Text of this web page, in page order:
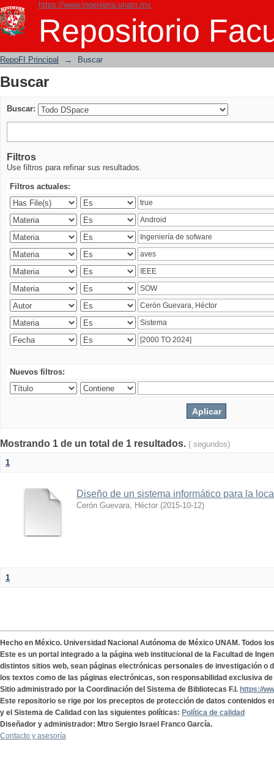
https://www.ingenieria.unam.mx
Repositorio
Buscar
RepoFI Principal → Buscar
Buscar
Buscar:
Filtros
Use filtros para refinar sus resultados.
Filtros actuales:
Nuevos filtros:
Mostrando 1 de un total de 1 resultados. ( segundos)
1
Diseño de un sistema informático para la
Cerón Guevara, Héctor (2015-10-12)
1
Hecho en México. Universidad Nacional Autónoma de México UNAM. Todos
Este es un portal integrado a la página web institucional de la Facultad de
distintos sitios web, sean páginas electrónicas personales de investigación o
los textos como de las páginas electrónicas, son responsabilidad exclusiva
Sitio administrado por la Coordinación del Sistema de Bibliotecas F.I. https://
Este repositorio se rige por los preceptos de protección de datos contenidos
y el Sistema de Calidad con las siguientes políticas: Política de calidad
Diseñador y administrador: Mtro Sergio Israel Franco García.
Contacto y asesoría